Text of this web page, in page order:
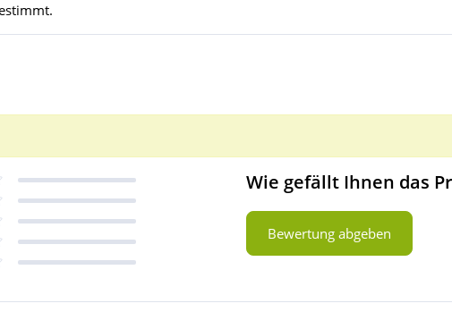
Wie gefällt Ihnen das
Bewertung abgeben